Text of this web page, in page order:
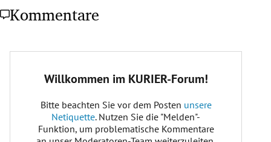
Kommentare